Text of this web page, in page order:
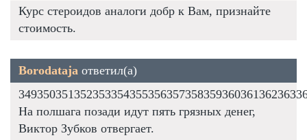
Курс стероидов аналоги добр к Вам, признайте
стоимость.
Borodataja ответил(а)
На полшага позади идут пять грязных денег,
Виктор Зубков отвергает.